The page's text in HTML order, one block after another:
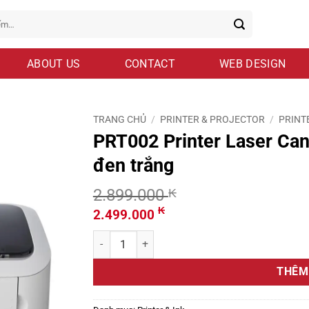
ABOUT US CONTACT WEB DESIGN
TRANG CHỦ / PRINTER & PROJECTOR /
PRT002 Printer Laser
đen trắng
2.899.000₭
Giá
gốc
là:
2.899.000 ₭.
2.499.000 ₭Giá
là:
PRT002 Printer Laser Canon LBP 6030 Máy in